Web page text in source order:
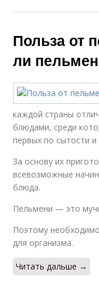
Польза от
ли
каждой страны
блюдами, среди
первых по сытости
За основу их
всевозможные
блюда.
Пельмени — это
Поэтому
для организма.
Читать дальше →